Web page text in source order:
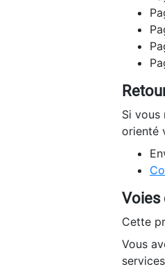
Si vous
orienté
Voies
Cette
Vous